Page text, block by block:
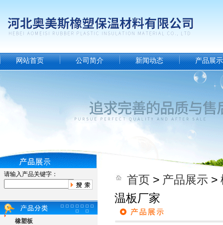
网站首页 公司简介 新闻动态 产品展示
请输入产品关键字：
橡塑板
首页 > 产品展示 >
温板厂家